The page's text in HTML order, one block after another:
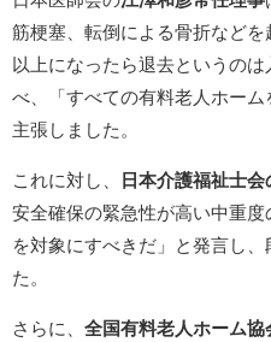
筋梗塞、転倒による骨折など
以上になったら退去というの
べ、「すべての有料老人ホー
主張しました。
これに対し、 日本介護福祉士
安全確保の緊急性が高い中重
を対象にすべきだ」と発言し
た。
さらに、 全国有料老人ホーム協